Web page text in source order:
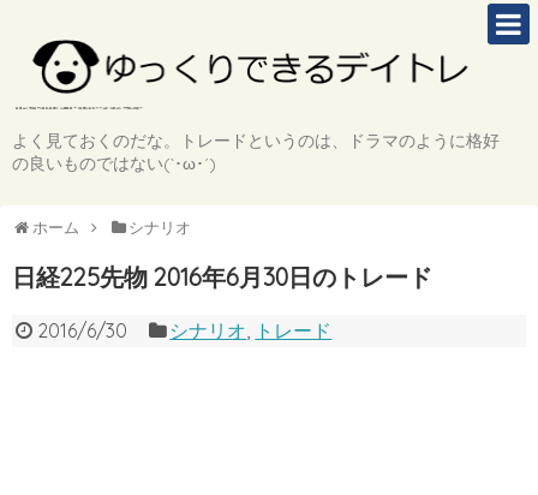
よく見ておくのだな。トレードというのは、ドラマのように格好
の良いものではない(`･ω･´)
ホーム シナリオ
日経225先物 2016年6月30日のトレード
2016/6/30 シナリオ トレード